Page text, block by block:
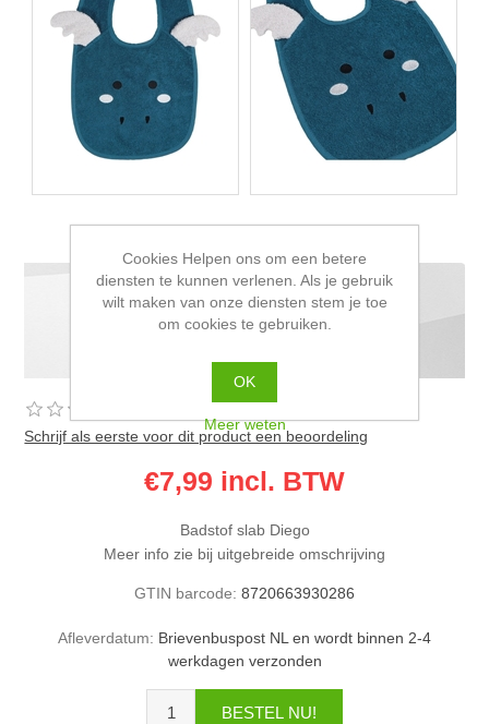
BLUSH & BLOSSOM - TERRY
CLOTH BIB - DRAGON DIEGO
Schrijf als eerste voor dit product een beoordeling
€7,99 incl. BTW
Badstof slab Diego
Meer info zie bij uitgebreide omschrijving
GTIN barcode: 8720663930286
Afleverdatum: Brievenbuspost NL en wordt binnen 2-4
werkdagen verzonden
Cookies Helpen ons om een betere
diensten te kunnen verlenen. Als je gebruik
wilt maken van onze diensten stem je toe
om cookies te gebruiken.
OK
Meer weten